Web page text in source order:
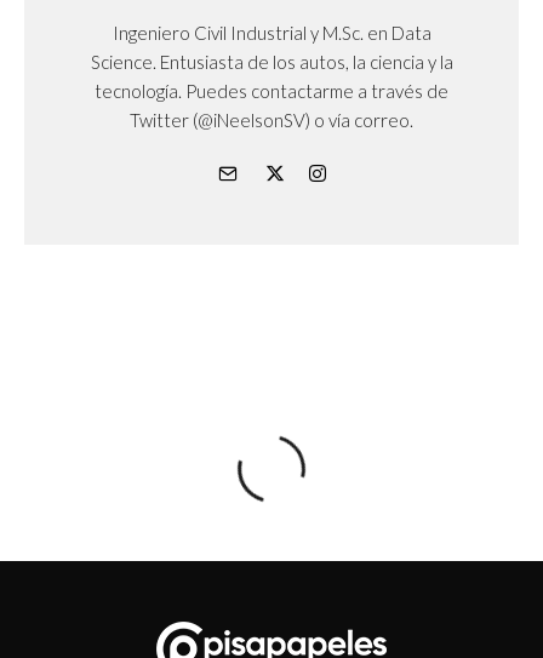
Ingeniero Civil Industrial y M.Sc. en Data
Science. Entusiasta de los autos, la ciencia y la
tecnología. Puedes contactarme a través de
Twitter (@iNeelsonSV) o vía correo.